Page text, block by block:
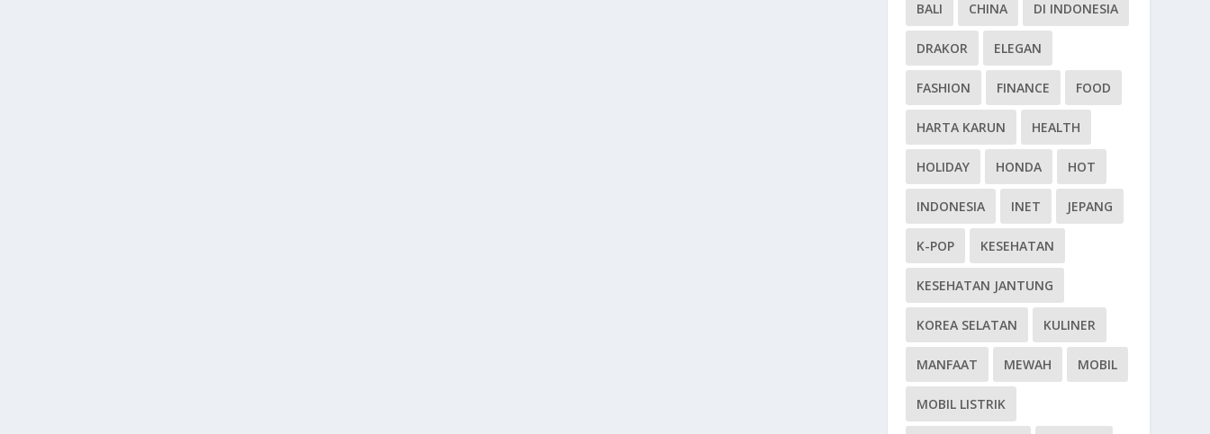
BALI CHINA DI INDONESIA
DRAKOR ELEGAN
FASHION FINANCE FOOD
HARTA KARUN HEALTH
HOLIDAY HONDA HOT
INDONESIA INET JEPANG
K-POP KESEHATAN
KESEHATAN JANTUNG
KOREA SELATAN KULINER
MANFAAT MEWAH MOBIL
MOBIL LISTRIK